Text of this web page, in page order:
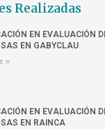
Realizadas
EN EVALUACIÓN
EN GABYCLAU
»
EN EVALUACIÓN
EN RAINCA